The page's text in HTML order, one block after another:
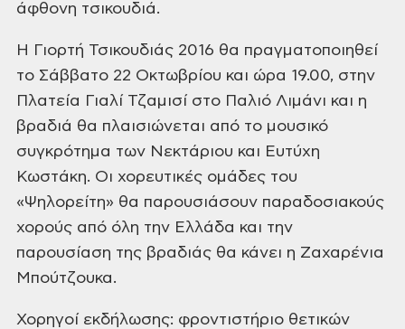
άφθονη τσικουδιά.
Η Γιορτή Τσικουδιάς 2016 θα πραγματοποιηθεί
το Σάββατο 22 Οκτωβρίου και ώρα 19.00, στην
Πλατεία Γιαλί Τζαμισί στο Παλιό Λιμάνι και η
βραδιά θα πλαισιώνεται από το μουσικό
συγκρότημα των Νεκτάριου και Ευτύχη
Κωστάκη. Οι χορευτικές ομάδες του
«Ψηλορείτη» θα παρουσιάσουν παραδοσιακούς
χορούς από όλη την Ελλάδα και την
παρουσίαση της βραδιάς θα κάνει η Ζαχαρένια
Μπούτζουκα.
Χορηγοί εκδήλωσης: φροντιστήριο θετικών